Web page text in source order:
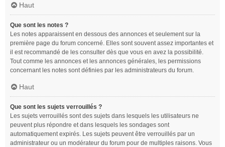
Haut
Que sont les notes ?
Les notes apparaissent en dessous des annonces et seulement sur la
première page du forum concerné. Elles sont souvent assez importantes et
il est recommandé de les consulter dès que vous en avez la possibilité.
Tout comme les annonces et les annonces générales, les permissions
concernant les notes sont définies par les administrateurs du forum.
Haut
Que sont les sujets verrouillés ?
Les sujets verrouillés sont des sujets dans lesquels les utilisateurs ne
peuvent plus répondre et dans lesquels les sondages sont
automatiquement expirés. Les sujets peuvent être verrouillés par un
administrateur ou un modérateur du forum pour de multiples raisons. Vous